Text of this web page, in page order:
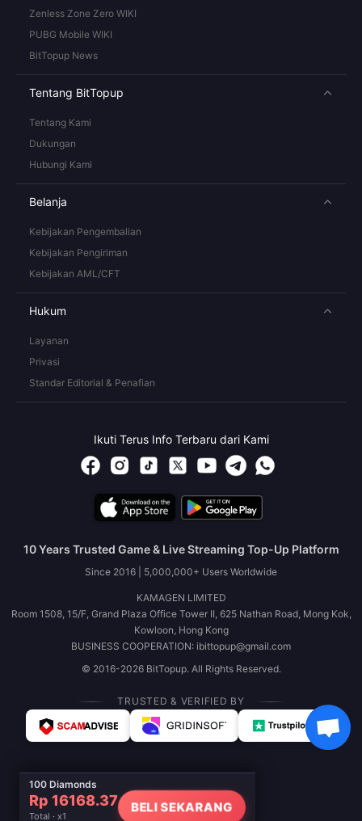
100 Diamonds
Rp 16168.37
Total · x1
BELI SEKARANG
Zenless Zone Zero WIKI
PUBG Mobile WIKI
BitTopup News
Tentang BitTopup
Tentang Kami
Dukungan
Hubungi Kami
Belanja
Kebijakan Pengembalian
Kebijakan Pengiriman
Kebijakan AML/CFT
Hukum
Layanan
Privasi
Standar Editorial & Penafian
Ikuti Terus Info Terbaru dari Kami
10 Years Trusted Game & Live Streaming Top-Up Platform
Since 2016 | 5,000,000+ Users Worldwide
KAMAGEN LIMITED
Room 1508, 15/F, Grand Plaza Office Tower II, 625 Nathan Road, Mong Kok,
Kowloon, Hong Kong
BUSINESS COOPERATION: ibittopup@gmail.com
© 2016-2026 BitTopup. All Rights Reserved.
TRUSTED & VERIFIED BY